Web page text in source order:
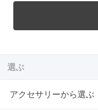
選ぶ
アクセサリーから選ぶ